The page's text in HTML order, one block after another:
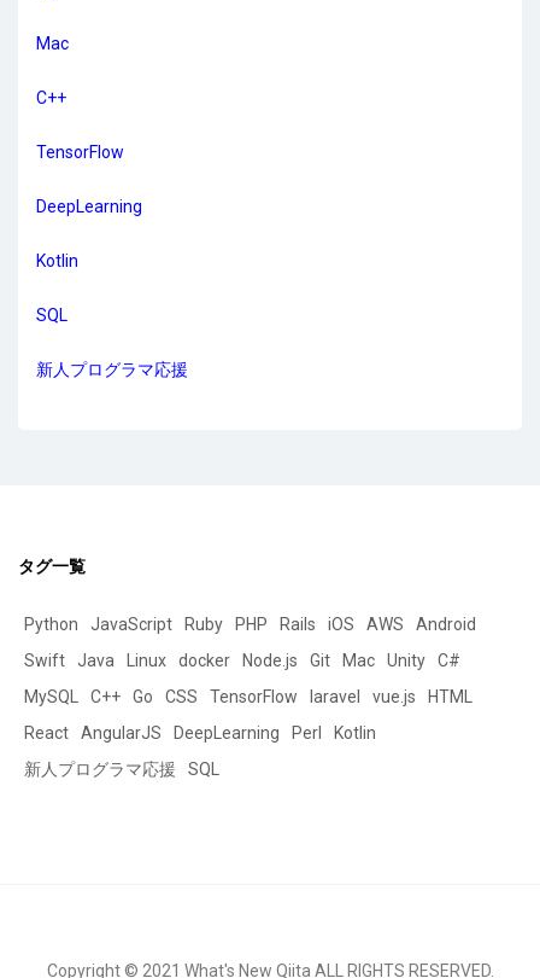
Mac
C++
TensorFlow
DeepLearning
Kotlin
SQL
新人プログラマ応援
タグ一覧
Python JavaScript Ruby PHP Rails iOS AWS
Android
Swift
Java Linux docker Node.js Git Mac Unity
C#
MySQL
C++ Go CSS TensorFlow laravel vue.js
HTML
React
AngularJS DeepLearning Perl
Kotlin
新人プログラマ応援
SQL
Copyright © 2021 What's New Qiita ALL RIGHTS RESERVED.